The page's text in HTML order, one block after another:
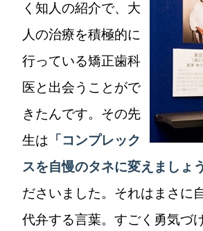
く知人の紹介で、大
人の治療を積極的に
行っている矯正歯科
医と出会うことがで
きたんです。その先
生は 「コンプレック
スを自慢のタネに変えましょう
ださいました。それはまさに
代弁する言葉。すごく勇気づ